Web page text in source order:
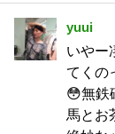
yuui
いやー
てくの
😳無鉄
馬とお